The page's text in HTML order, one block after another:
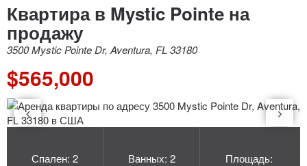
Квартира в Mystic Pointe на
продажу
3500 Mystic Pointe Dr, Aventura, FL 33180
$565,000
Спален: 2 Ванных: 2
Площадь: